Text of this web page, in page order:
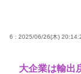
6 : 2025/06/26(木)
大企業は輸出